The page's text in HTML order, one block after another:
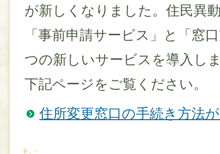
が新しくなりました。住民異
「事前申請サービス」と「窓
つの新しいサービスを導入し
下記ページをご覧ください。
住所変更窓口の手続き方法